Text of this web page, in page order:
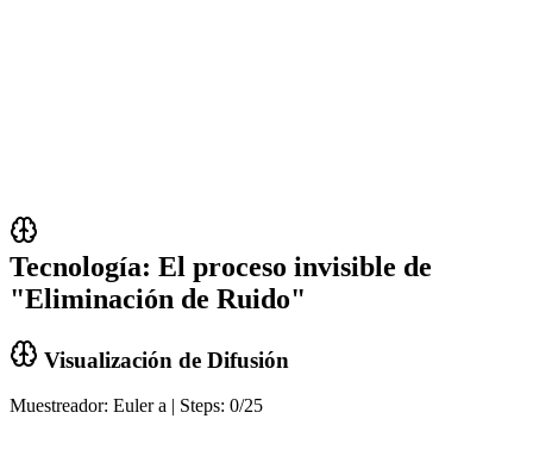
Tecnología: El proceso invisible de
"Eliminación de Ruido"
Visualización de Difusión
Muestreador: Euler a | Steps: 0/25